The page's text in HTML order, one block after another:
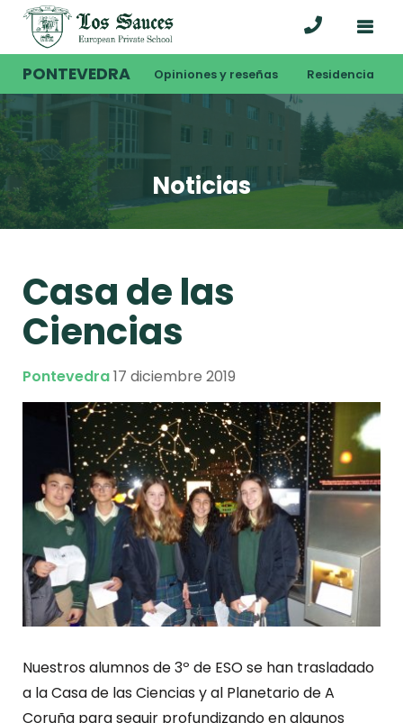
PONTEVEDRA Opiniones y reseñas Residencia
Noticias
Casa de las
Ciencias
Pontevedra17 diciembre 2019
Nuestros alumnos de 3º de ESO se han trasladado
a la Casa de las Ciencias y al Planetario de A
Coruña para seguir profundizando en algunos